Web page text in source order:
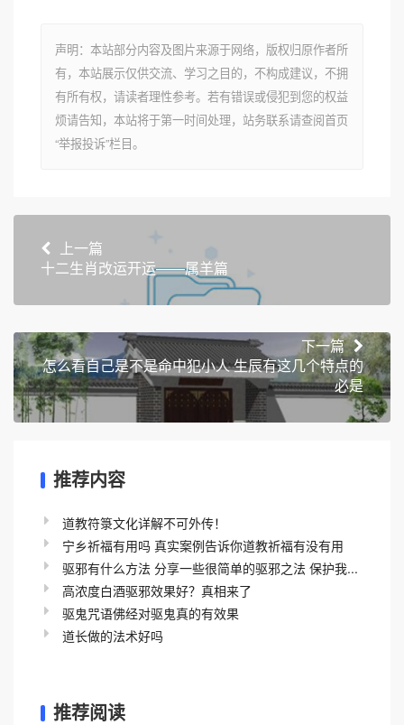
声明：本站部分内容及图片来源于网络，版权归原作者所
有，本站展示仅供交流、学习之目的，不构成建议，不拥
有所有权，请读者理性参考。若有错误或侵犯到您的权益
烦请告知，本站将于第一时间处理，站务联系请查阅首页
“举报投诉”栏目。
上一篇
十二生肖改运开运——属羊篇
下一篇
怎么看自己是不是命中犯小人 生辰有这几个特点的
必是
推荐内容
道教符箓文化详解不可外传！
宁乡祈福有用吗 真实案例告诉你道教祈福有没有用
驱邪有什么方法 分享一些很简单的驱邪之法 保护我...
高浓度白酒驱邪效果好？真相来了
驱鬼咒语佛经对驱鬼真的有效果
道长做的法术好吗
推荐阅读